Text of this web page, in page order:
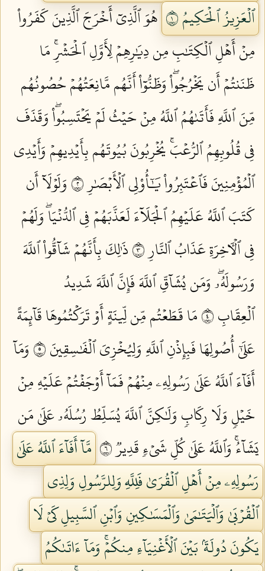
ٱلۡعَزِيزُ ٱلۡحَكِيمُ ١
هُوَ ٱلَّذِيٓ أَخۡرَجَ ٱلَّذِينَ كَفَرُواْ
مِنۡ أَهۡلِ ٱلۡكِتَٰبِ مِن دِيَٰرِهِمۡ لِأَوَّلِ ٱلۡحَشۡرِۚ مَا
ظَنَنتُمۡ أَن يَخۡرُجُواْۖ وَظَنُّوٓاْ أَنَّهُم مَّانِعَتُهُمۡ حُصُونُهُم
مِّنَ ٱللَّهِ فَأَتَىٰهُمُ ٱللَّهُ مِنۡ حَيۡثُ لَمۡ يَحۡتَسِبُواْۖ وَقَذَفَ
فِي قُلُوبِهِمُ ٱلرُّعۡبَۚ يُخۡرِبُونَ بُيُوتَهُم بِأَيۡدِيهِمۡ وَأَيۡدِي
ٱلۡمُؤۡمِنِينَ فَٱعۡتَبِرُواْ يَٰٓأُوْلِي ٱلۡأَبۡصَٰرِ ٢
وَلَوۡلَآ أَن
كَتَبَ ٱللَّهُ عَلَيۡهِمُ ٱلۡجَلَآءَ لَعَذَّبَهُمۡ فِي ٱلدُّنۡيَاۖ وَلَهُمۡ
فِي ٱلۡأٓخِرَةِ عَذَابُ ٱلنَّارِ ٣
ذَٰلِكَ بِأَنَّهُمۡ شَآقُّواْ ٱللَّهَ
وَرَسُولَهُۥۖ وَمَن يُشَآقِّ ٱللَّهَ فَإِنَّ ٱللَّهَ شَدِيدُ
ٱلۡعِقَابِ ٤
مَا قَطَعۡتُم مِّن لِّينَةٍ أَوۡ تَرَكۡتُمُوهَا قَآئِمَةً
عَلَىٰٓ أُصُولِهَا فَبِإِذۡنِ ٱللَّهِ وَلِيُخۡزِيَ ٱلۡفَٰسِقِينَ ٥
وَمَآ
أَفَآءَ ٱللَّهُ عَلَىٰ رَسُولِهِۦ مِنۡهُمۡ فَمَآ أَوۡجَفۡتُمۡ عَلَيۡهِ مِنۡ
خَيۡلٖ وَلَا رِكَابٖ وَلَٰكِنَّ ٱللَّهَ يُسَلِّطُ رُسُلَهُۥ عَلَىٰ مَن
يَشَآءُۚ وَٱللَّهُ عَلَىٰ كُلِّ شَيۡءٖ قَدِيرٞ ٦
مَّآ أَفَآءَ ٱللَّهُ عَلَىٰ
رَسُولِهِۦ مِنۡ أَهۡلِ ٱلۡقُرَىٰ فَلِلَّهِ وَلِلرَّسُولِ وَلِذِي
ٱلۡقُرۡبَىٰ وَٱلۡيَتَٰمَىٰ وَٱلۡمَسَٰكِينِ وَٱبۡنِ ٱلسَّبِيلِ كَيۡ لَا
يَكُونَ دُولَةَۢ بَيۡنَ ٱلۡأَغۡنِيَآءِ مِنكُمۡۚ وَمَآ ءَاتَىٰكُمُ